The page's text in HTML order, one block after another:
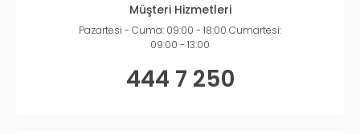
Müşteri Hizmetleri
Pazartesi - Cuma: 09:00 - 18:00 Cumartesi:
09:00 - 13:00
444 7 250